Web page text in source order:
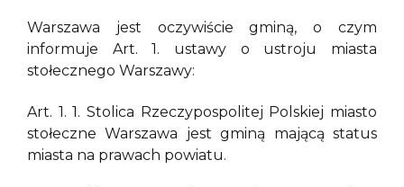
Warszawa jest oczywiście gminą, o czym
informuje Art. 1. ustawy o ustroju miasta
stołecznego Warszawy:
Art. 1. 1. Stolica Rzeczypospolitej Polskiej miasto
stołeczne Warszawa jest gminą mającą status
miasta na prawach powiatu.